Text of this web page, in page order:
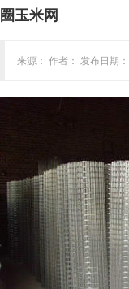
圈玉米网
来源： 作者： 发布日期